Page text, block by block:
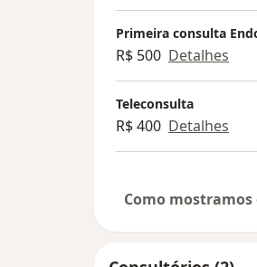
Primeira consulta
R$ 500 Detalhes
Teleconsulta
R$ 400 Detalhes
Como mostramos